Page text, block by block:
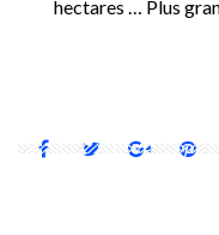
hectares … Plus